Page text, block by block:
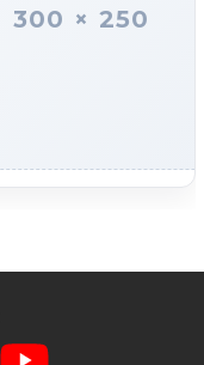
300 × 250